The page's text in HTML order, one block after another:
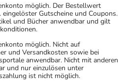
möglich. Der Bestellwert
Gutscheine und Coupons.
und Bücher anwendbar und gilt
möglich. Nicht auf
und Versandkosten sowie bei
anwendbar. Nicht mit anderen
und nur einzulösen unter
ist nicht möglich.